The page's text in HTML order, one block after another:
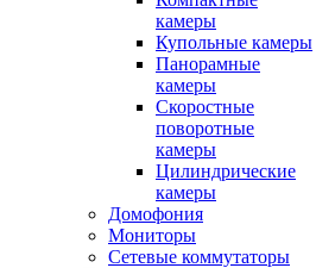
камеры
Купольные камеры
Панорамные
камеры
Скоростные
поворотные
камеры
Цилиндрические
камеры
Домофония
Мониторы
Сетевые коммутаторы